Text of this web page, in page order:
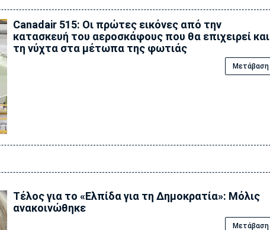
Canadair 515: Οι πρώτες εικόνες από την
κατασκευή του αεροσκάφους που θα επιχειρεί και
τη νύχτα στα μέτωπα της φωτιάς
Μετάβαση
Τέλος για το «Ελπίδα για τη Δημοκρατία»: Μόλις
ανακοινώθηκε
Μετάβαση